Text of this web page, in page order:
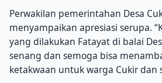
Perwakilan pemerintahan Desa
menyampaikan apresiasi serupa.
yang dilakukan Fatayat di balai
senang dan semoga bisa
ketakwaan untuk warga Cukir dan